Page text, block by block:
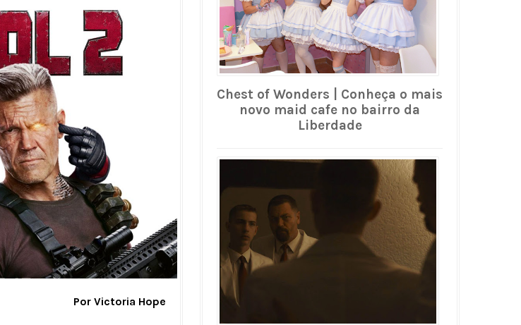
Por Victoria Hope
Chest of Wonders | Conheça o mais
novo maid cafe no bairro da
Liberdade